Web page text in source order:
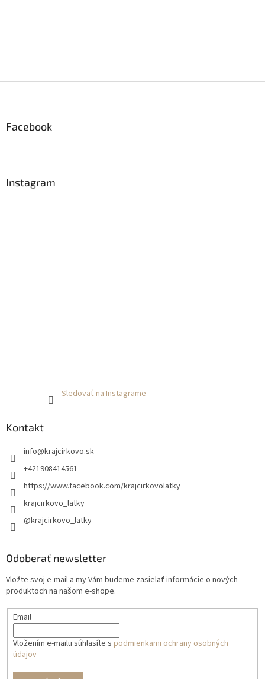
Facebook
Instagram
Sledovať na Instagrame
Kontakt
info@krajcirkovo.sk
+421908414561
https://www.facebook.com/krajcirkovolatky
krajcirkovo_latky
@krajcirkovo_latky
Odoberať newsletter
Vložte svoj e-mail a my Vám budeme zasielať informácie o nových
produktoch na našom e-shope.
Email
Vložením e-mailu súhlasíte s podmienkami ochrany osobných
údajov